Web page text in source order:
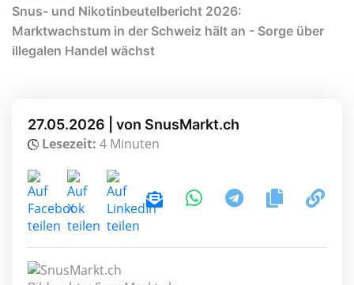
Snus- und Nikotinbeutelbericht 2026:
Marktwachstum in der Schweiz hält an - Sorge über
illegalen Handel wächst
27.05.2026 | von SnusMarkt.ch
Lesezeit: 4 Minuten